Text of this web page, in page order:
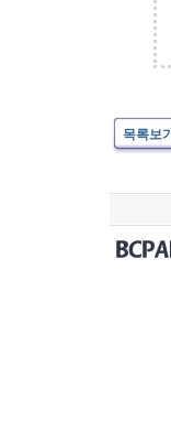
목록보기